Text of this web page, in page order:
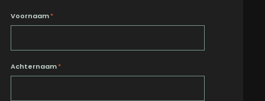
Voornaam*
Achternaam*